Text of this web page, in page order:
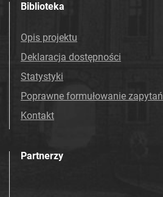
Biblioteka
Opis projektu
Deklaracja dostępności
Statystyki
Poprawne formułowanie zapytań
Kontakt
Partnerzy